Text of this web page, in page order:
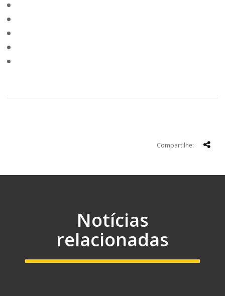
Compartilhe:
Notícias
relacionadas